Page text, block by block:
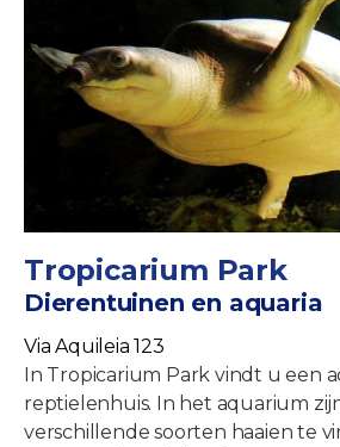
Tropicarium Park
Dierentuinen en aquaria
Via Aquileia 123
In Tropicarium Park vindt u een
reptielenhuis. In het aquarium
verschillende soorten haaien te